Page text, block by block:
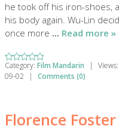
he took off his iron-shoes,
his body again. Wu-Lin
once more ... Read more »
Category: Film Mandarin | Views:
09-02
| Comments (0)
Florence